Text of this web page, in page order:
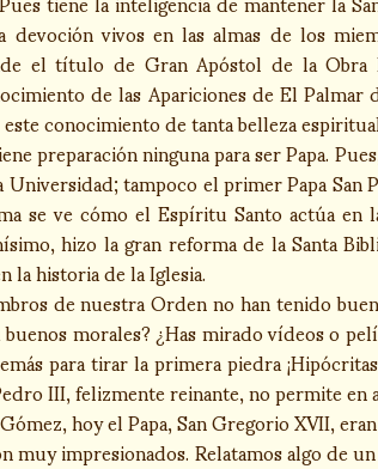
vivos en las almas de los
el título de Gran Apóstol de la
de las Apariciones de El
conocimiento de tanta belleza
preparación ninguna para ser Papa.
tampoco el primer Papa
se ve cómo el Espíritu Santo actúa
hizo la gran reforma de la Santa
historia de la Iglesia.
de nuestra Orden no han tenido
morales? ¿Has mirado vídeos o
para tirar la primera piedra
III, felizmente reinante, no permite
hoy el Papa, San Gregorio XVII,
impresionados. Relatamos algo de